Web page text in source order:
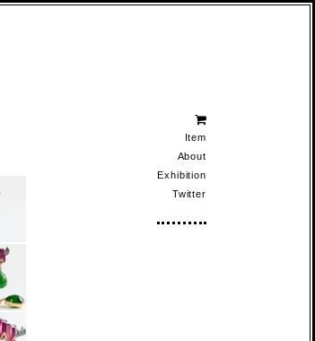
Item
About
Exhibition
Twitter